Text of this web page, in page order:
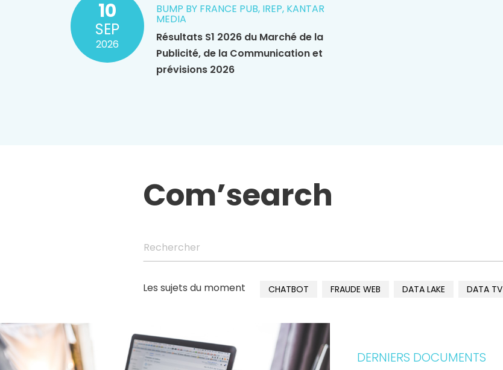
10
SEP
2026
BUMP BY FRANCE PUB, IREP, KANTAR
MEDIA
Résultats S1 2026 du Marché de la
Publicité, de la Communication et
prévisions 2026
Com’search
Rechercher
Les sujets du moment CHATBOT FRAUDE WEB DATA LAKE DATA TV
DERNIERS DOCUMENTS